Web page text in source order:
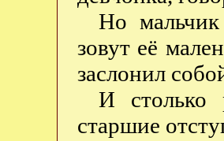
Но
зовут её
заслонил
И столько
старшие